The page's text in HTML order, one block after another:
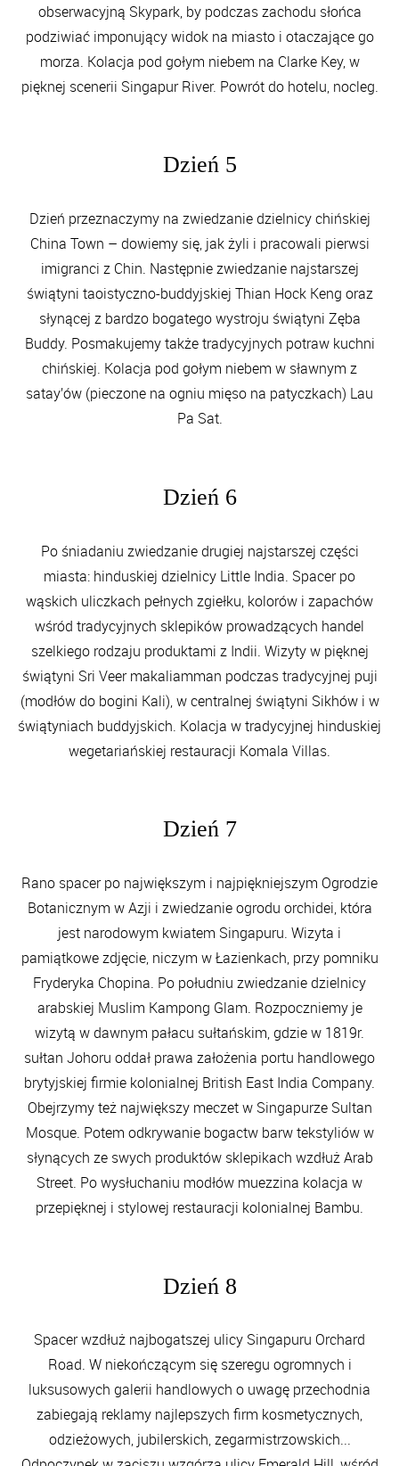
obserwacyjną Skypark, by podczas zachodu słońca
podziwiać imponujący widok na miasto i otaczające go
morza. Kolacja pod gołym niebem na Clarke Key, w
pięknej scenerii Singapur River. Powrót do hotelu, nocleg.
Dzień 5
Dzień przeznaczymy na zwiedzanie dzielnicy chińskiej
China Town – dowiemy się, jak żyli i pracowali pierwsi
imigranci z Chin. Następnie zwiedzanie najstarszej
świątyni taoistyczno-buddyjskiej Thian Hock Keng oraz
słynącej z bardzo bogatego wystroju świątyni Zęba
Buddy. Posmakujemy także tradycyjnych potraw kuchni
chińskiej. Kolacja pod gołym niebem w sławnym z
satay’ów (pieczone na ogniu mięso na patyczkach) Lau
Pa Sat.
Dzień 6
Po śniadaniu zwiedzanie drugiej najstarszej części
miasta: hinduskiej dzielnicy Little India. Spacer po
wąskich uliczkach pełnych zgiełku, kolorów i zapachów
wśród tradycyjnych sklepików prowadzących handel
szelkiego rodzaju produktami z Indii. Wizyty w pięknej
świątyni Sri Veer makaliamman podczas tradycyjnej puji
(modłów do bogini Kali), w centralnej świątyni Sikhów i w
świątyniach buddyjskich. Kolacja w tradycyjnej hinduskiej
wegetariańskiej restauracji Komala Villas.
Dzień 7
Rano spacer po największym i najpiękniejszym Ogrodzie
Botanicznym w Azji i zwiedzanie ogrodu orchidei, która
jest narodowym kwiatem Singapuru. Wizyta i
pamiątkowe zdjęcie, niczym w Łazienkach, przy pomniku
Fryderyka Chopina. Po południu zwiedzanie dzielnicy
arabskiej Muslim Kampong Glam. Rozpoczniemy je
wizytą w dawnym pałacu sułtańskim, gdzie w 1819r.
sułtan Johoru oddał prawa założenia portu handlowego
brytyjskiej firmie kolonialnej British East India Company.
Obejrzymy też największy meczet w Singapurze Sultan
Mosque. Potem odkrywanie bogactw barw tekstyliów w
słynących ze swych produktów sklepikach wzdłuż Arab
Street. Po wysłuchaniu modłów muezzina kolacja w
przepięknej i stylowej restauracji kolonialnej Bambu.
Dzień 8
Spacer wzdłuż najbogatszej ulicy Singapuru Orchard
Road. W niekończącym się szeregu ogromnych i
luksusowych galerii handlowych o uwagę przechodnia
zabiegają reklamy najlepszych firm kosmetycznych,
odzieżowych, jubilerskich, zegarmistrzowskich...